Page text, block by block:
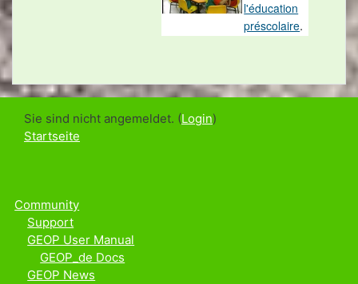
l'éducation
préscolaire.
Sie sind nicht angemeldet. (Login)
Startseite
Community
Support
GEOP User Manual
GEOP_de Docs
GEOP News